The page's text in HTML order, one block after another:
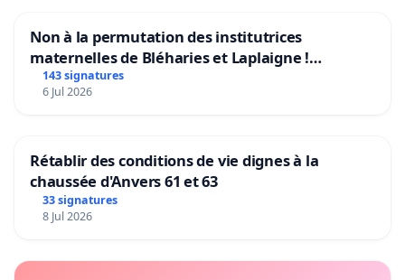
Non à la permutation des institutrices
maternelles de Bléharies et Laplaigne !
Préservons la stabilité de nos enfants.
143 signatures
6 Jul 2026
Rétablir des conditions de vie dignes à la
chaussée d'Anvers 61 et 63
33 signatures
8 Jul 2026